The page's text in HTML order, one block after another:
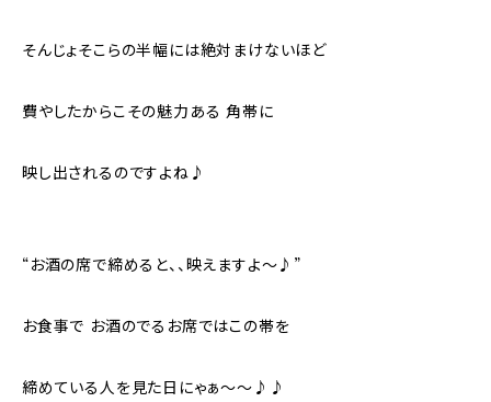
そんじょそこらの半幅には絶対まけないほど
費やしたからこその魅力ある 角帯に
映し出されるのですよね♪
“お酒の席で締めると、、映えますよ〜♪”
お食事で お酒のでるお席ではこの帯を
締めている人を見た日にゃぁ〜〜♪♪